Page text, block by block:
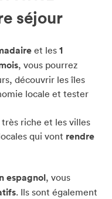
séjour
et les 1
, vous pourrez
découvrir les îles
locale et tester
riche et les villes
qui vont rendre
espagnol, vous
. Ils sont également